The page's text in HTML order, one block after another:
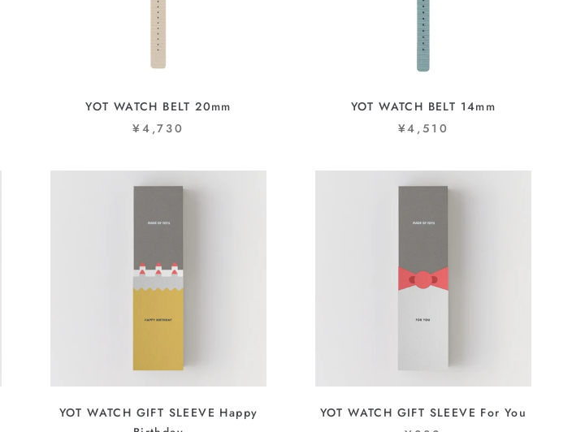
YOT WATCH BELT 20mm
¥4,730
YOT WATCH BELT 14mm
¥4,510
YOT WATCH GIFT SLEEVE Happy
YOT WATCH GIFT SLEEVE For You